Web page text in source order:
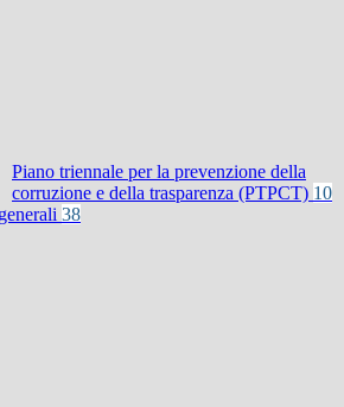
Piano triennale per la prevenzione della
corruzione e della trasparenza (PTPCT) 10
38